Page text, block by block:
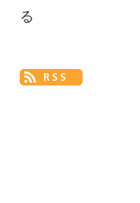
る